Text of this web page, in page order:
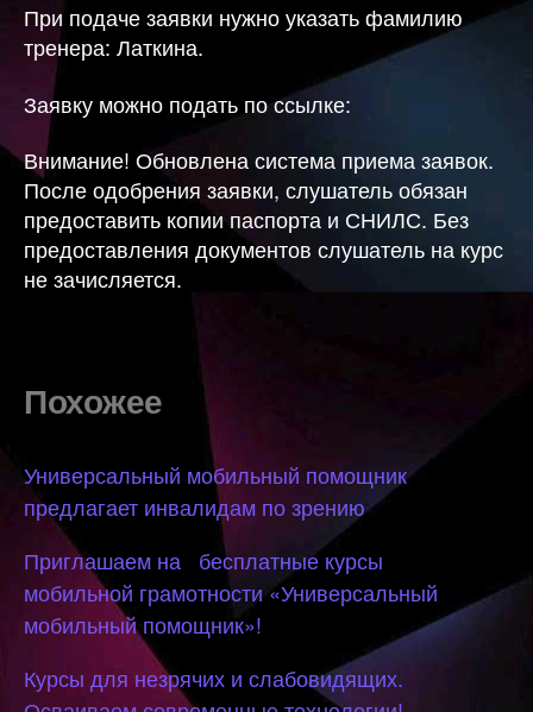
При подаче заявки нужно указать фамилию
тренера: Латкина.
Заявку можно подать по ссылке:
Внимание! Обновлена система приема заявок.
После одобрения заявки, слушатель обязан
предоставить копии паспорта и СНИЛС. Без
предоставления документов слушатель на курс
не зачисляется.
Похожее
Универсальный мобильный помощник
предлагает инвалидам по зрению
Приглашаем на бесплатные курсы
мобильной грамотности «Универсальный
мобильный помощник»!
Курсы для незрячих и слабовидящих.